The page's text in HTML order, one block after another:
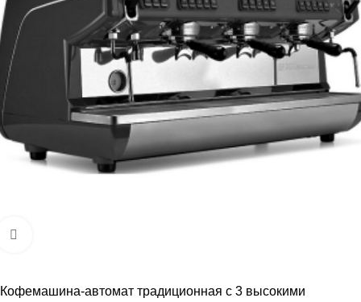
Кофемашина-автомат традиционная с 3 высокими